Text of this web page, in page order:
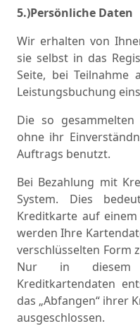
5.)Persönliche Daten
Wir erhalten von
sie selbst in das
Seite, bei Teilnahme
Leistungsbuchung
Die so
ohne ihr
Auftrags benutzt.
Bei Bezahlung mit
System. Dies
Kreditkarte auf
werden Ihre
verschlüsselten Form
Nur in diesem
Kreditkartendaten
das „Abfangen“ ihrer
ausgeschlossen.